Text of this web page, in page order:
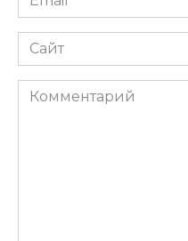
*
Сайт
Комментарий